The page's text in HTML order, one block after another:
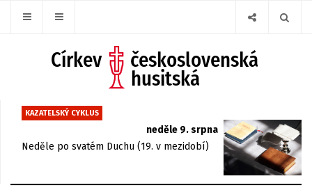
KAZATELSKÝ CYKLUS
neděle 9. srpna
Neděle po svatém Duchu (19. v mezidobí)